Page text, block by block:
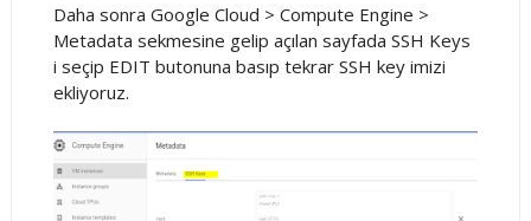
Daha sonra Google Cloud > Compute Engine >
Metadata sekmesine gelip açılan sayfada SSH Keys
i seçip EDIT butonuna basıp tekrar SSH key imizi
ekliyoruz.